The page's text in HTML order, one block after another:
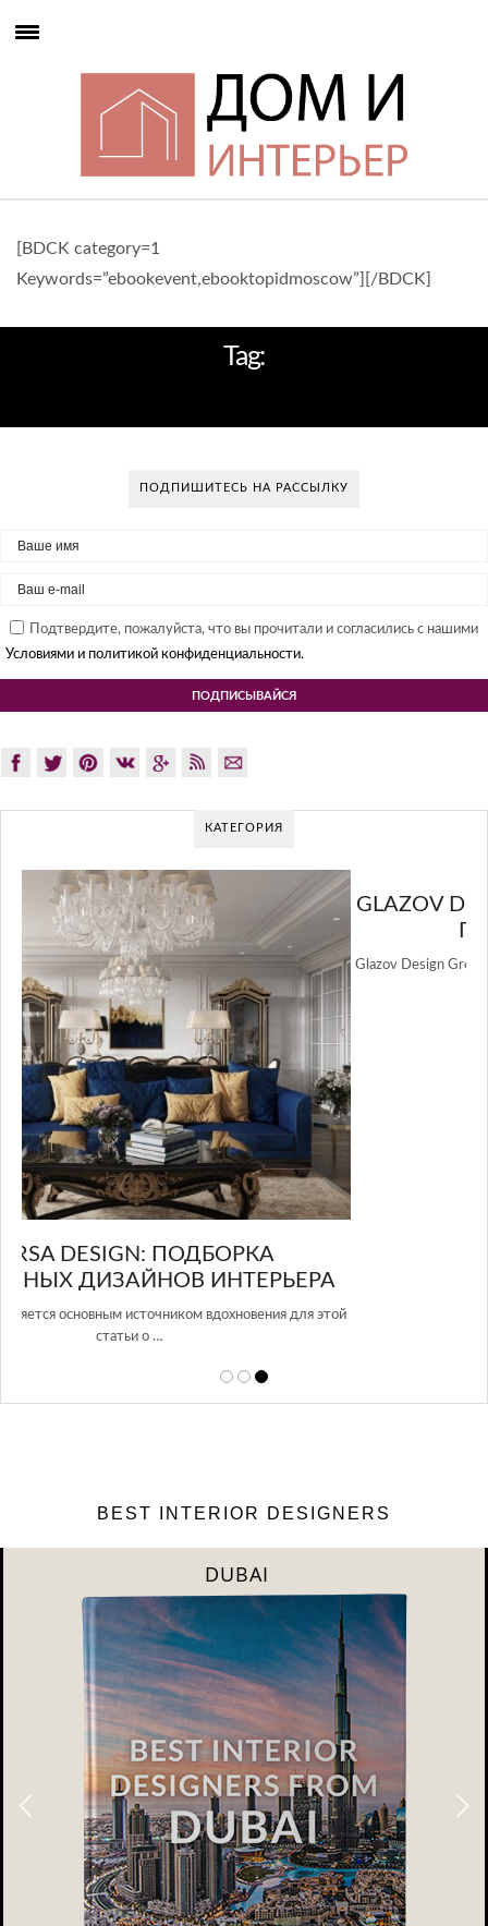
[BDCK category=1
Keywords=”ebookevent,ebooktopidmoscow”][/BDCK]
Tag:
ПОДПИШИТЕСЬ НА РАССЫЛКУ
Подтвердите, пожалуйста, что вы прочитали и согласились с нашими
Условиями и политикой конфиденциальности.
КАТЕГОРИЯ
GLAZOV DESIGN GROUP – УНИКАЛЬНЫЙ
ПОДХОД К ДИЗАЙНУ
Glazov Design Group- это одна из лучших студий дизайна интерьера
BEST INTERIOR DESIGNERS
DUBAI